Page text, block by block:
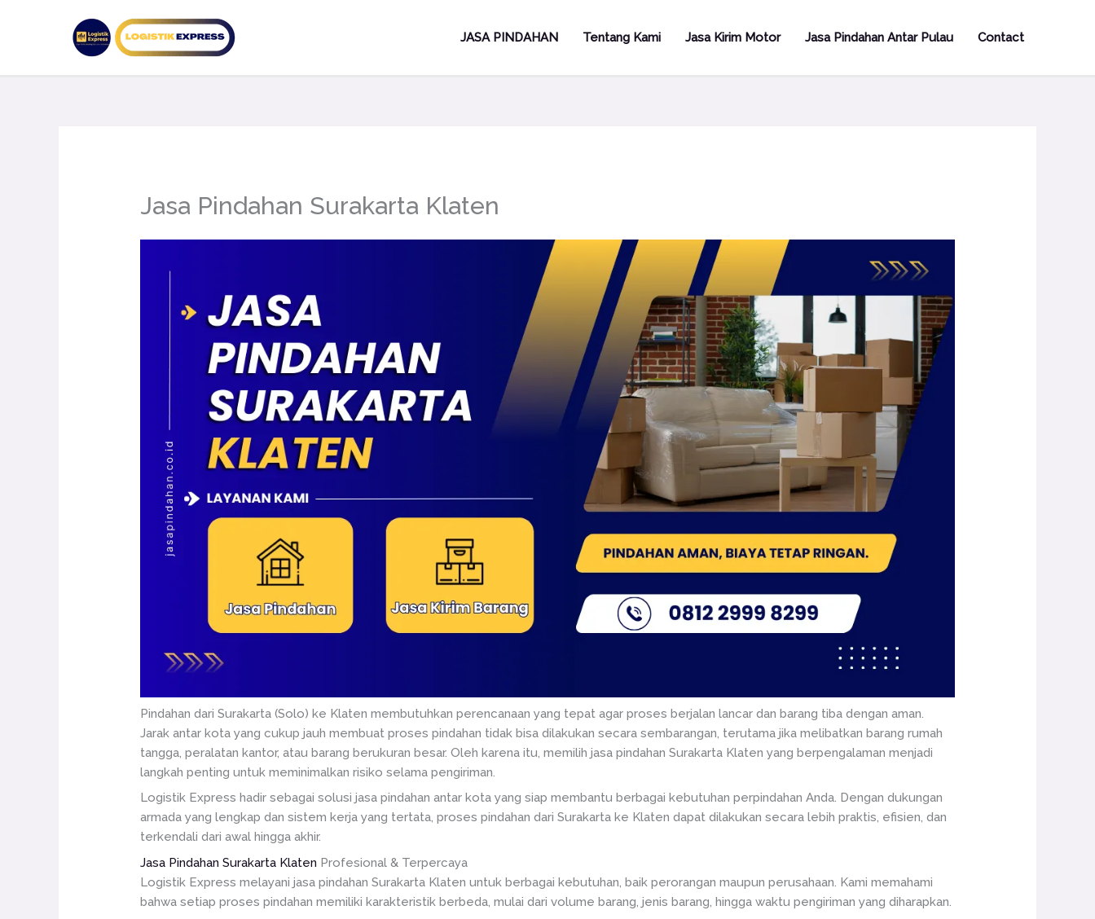
JASA PINDAHAN Tentang Kami Jasa Kirim Motor Jasa Pindahan Antar Pulau Contact
Jasa Pindahan Surakarta Klaten
Pindahan dari Surakarta (Solo) ke Klaten membutuhkan perencanaan yang tepat agar proses berjalan lancar dan barang tiba dengan aman.
Jarak antar kota yang cukup jauh membuat proses pindahan tidak bisa dilakukan secara sembarangan, terutama jika melibatkan barang rumah
tangga, peralatan kantor, atau barang berukuran besar. Oleh karena itu, memilih jasa pindahan Surakarta Klaten yang berpengalaman menjadi
langkah penting untuk meminimalkan risiko selama pengiriman.
Logistik Express hadir sebagai solusi jasa pindahan antar kota yang siap membantu berbagai kebutuhan perpindahan Anda. Dengan dukungan
armada yang lengkap dan sistem kerja yang tertata, proses pindahan dari Surakarta ke Klaten dapat dilakukan secara lebih praktis, efisien, dan
terkendali dari awal hingga akhir.
Jasa Pindahan Surakarta Klaten Profesional & Terpercaya
Logistik Express melayani jasa pindahan Surakarta Klaten untuk berbagai kebutuhan, baik perorangan maupun perusahaan. Kami memahami
bahwa setiap proses pindahan memiliki karakteristik berbeda, mulai dari volume barang, jenis barang, hingga waktu pengiriman yang diharapkan.